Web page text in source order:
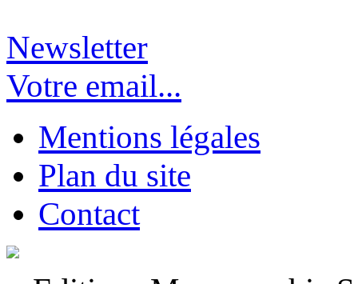
Newsletter
Votre email...
Mentions légales
Plan du site
Contact